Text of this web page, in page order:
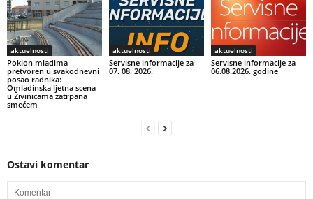
aktuelnosti
Poklon mladima
pretvoren u svakodnevni
posao radnika:
Omladinska ljetna scena
u Živinicama zatrpana
smećem
aktuelnosti
Servisne informacije za
07. 08. 2026.
aktuelnosti
Servisne informacije za
06.08.2026. godine
Ostavi komentar